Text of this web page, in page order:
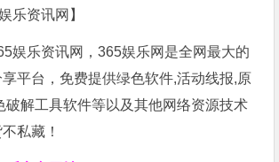
乐资讯网】
娱乐资讯网，365娱乐网是全网最大的
平台，免费提供绿色软件,活动线报,原
破解工具软件等以及其他网络资源技术
私藏！